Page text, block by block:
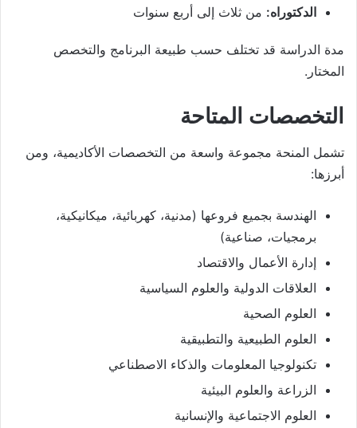
الدكتوراه: من ثلاث إلى أربع سنوات
مدة الدراسة قد تختلف حسب طبيعة البرنامج والتخصص
المختار.
التخصصات المتاحة
تشمل المنحة مجموعة واسعة من التخصصات الأكاديمية، ومن
أبرزها:
الهندسة بجميع فروعها (مدنية، كهربائية، ميكانيكية،
برمجيات، صناعية)
إدارة الأعمال والاقتصاد
العلاقات الدولية والعلوم السياسية
العلوم الصحية
العلوم الطبيعية والتطبيقية
تكنولوجيا المعلومات والذكاء الاصطناعي
الزراعة والعلوم البيئية
العلوم الاجتماعية والإنسانية